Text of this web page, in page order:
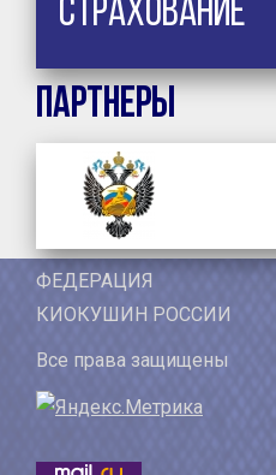
Страхование
Партнеры
ФЕДЕРАЦИЯ
КИОКУШИН РОССИИ
Все права защищены